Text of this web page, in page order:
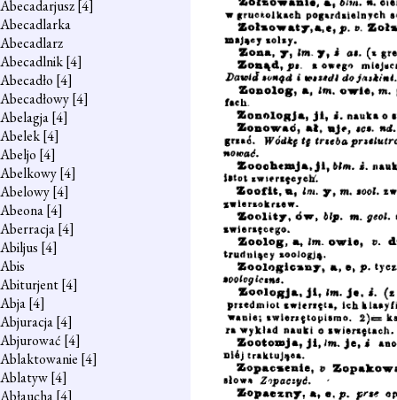
Abecadarjusz[4]
Abecadlarka
Abecadlarz
Abecadlnik[4]
Abecadło [4]
Abecadłowy[4]
Abelagja[4]
Abelek[4]
Abeljo [4]
Abelkowy[4]
Abelowy[4]
Abeona[4]
Aberracja[4]
Abiljus [4]
Abis
Abiturjent[4]
Abja[4]
Abjuracja[4]
Abjurować [4]
Ablaktowanie [4]
Ablatyw[4]
Abłaucha[4]